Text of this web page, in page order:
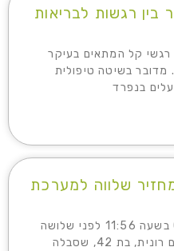
רגשות לבריאות
רגשי קל המתאים בעיקר
בשיטה טיפולית
בנפרד
שלווה למערכת
⏰ עדכון אחרון: 04/02/2026 בשעה 11:56 לפני שלושה
חודשים הגיעה אלי מטופלת בשם רונית, בת 42, שסבלה